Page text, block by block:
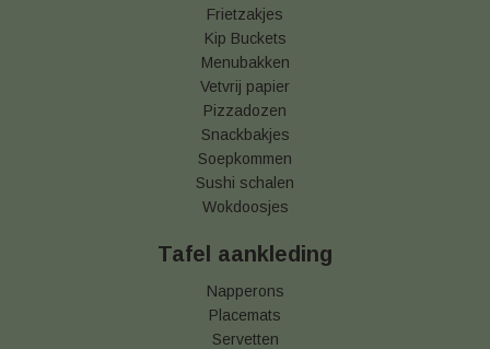
Frietzakjes
Kip Buckets
Menubakken
Vetvrij papier
Pizzadozen
Snackbakjes
Soepkommen
Sushi schalen
Wokdoosjes
Tafel aankleding
Napperons
Placemats
Servetten